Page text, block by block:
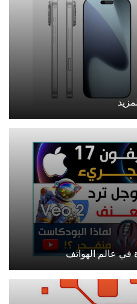
في عالم الهواتف